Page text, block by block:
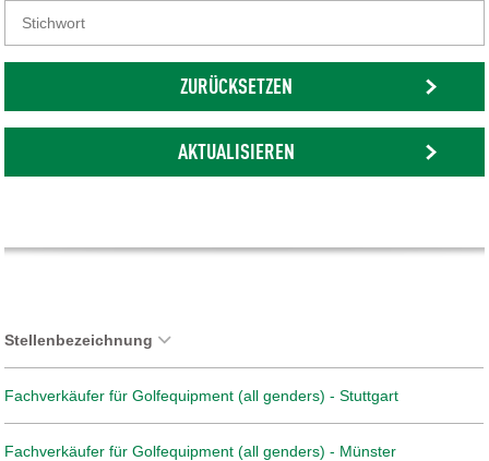
ZURÜCKSETZEN
AKTUALISIEREN
Stellenbezeichnung
Fachverkäufer für Golfequipment (all genders) - Stuttgart
Fachverkäufer für Golfequipment (all genders) - Münster